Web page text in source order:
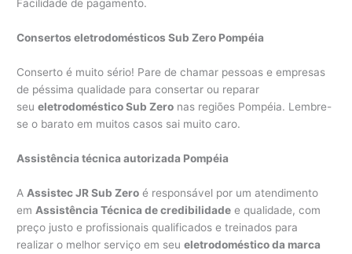
Facilidade de pagamento.
Consertos eletrodomésticos Sub Zero Pompéia
Conserto é muito sério! Pare de chamar pessoas e empresas
de péssima qualidade para consertar ou reparar
seueletrodoméstico Sub Zero nas regiões Pompéia. Lembre-
se o barato em muitos casos sai muito caro.
Assistência técnica autorizada Pompéia
A Assistec JR Sub Zero é responsável por um atendimento
em Assistência Técnica de credibilidade e qualidade, com
preço justo e profissionais qualificados e treinados para
realizar o melhor serviço em seueletrodoméstico da marca